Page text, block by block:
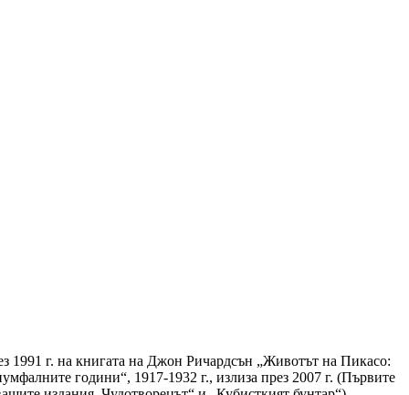
1991 г. на книгата на Джон Ричардсън „Животът на Пикасо:
години“, 1917-1932 г., излиза през 2007 г. (Първите